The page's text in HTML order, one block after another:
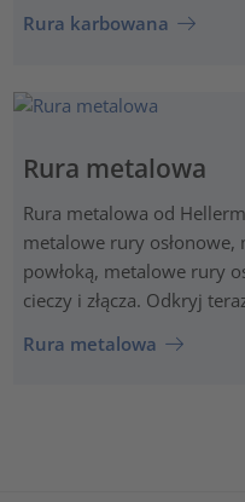
Rura karbowana
Rura metalowa
Rura metalowa od
metalowe rury osłonowe,
powłoką, metalowe rury
cieczy i złącza. Odkryj
Rura metalowa